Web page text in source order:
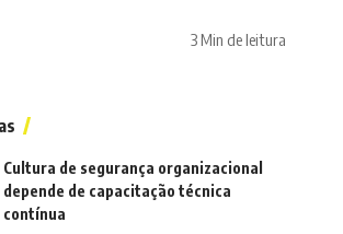
3 Min de leitura
Cultura de segurança organizacional
depende de capacitação técnica
contínua